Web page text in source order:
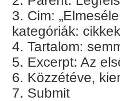
3. Cim:
kategóriák:
4. Tartalom:
5. Excerpt: Az
6. Közzétéve,
7. Submit